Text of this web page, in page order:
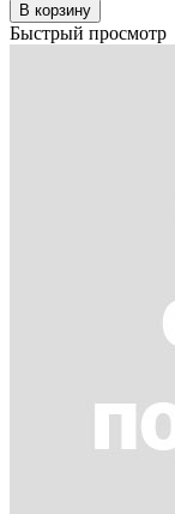
В корзину
Быстрый просмотр